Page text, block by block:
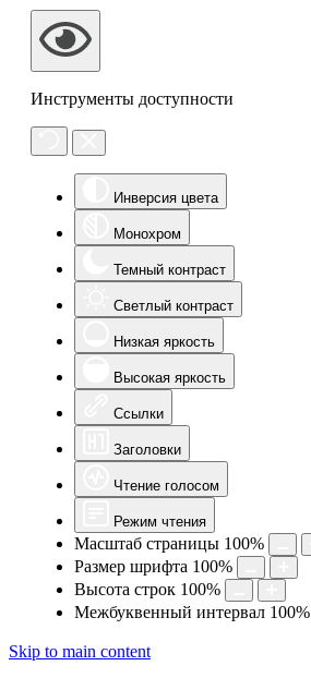
Инструменты доступности
Инверсия цвета
Монохром
Темный контраст
Светлый контраст
Низкая яркость
Высокая яркость
Ссылки
Заголовки
Чтение голосом
Режим чтения
Масштаб страницы 100%
Размер шрифта 100%
Высота строк 100%
Межбуквенный интервал 100%
Skip to main content